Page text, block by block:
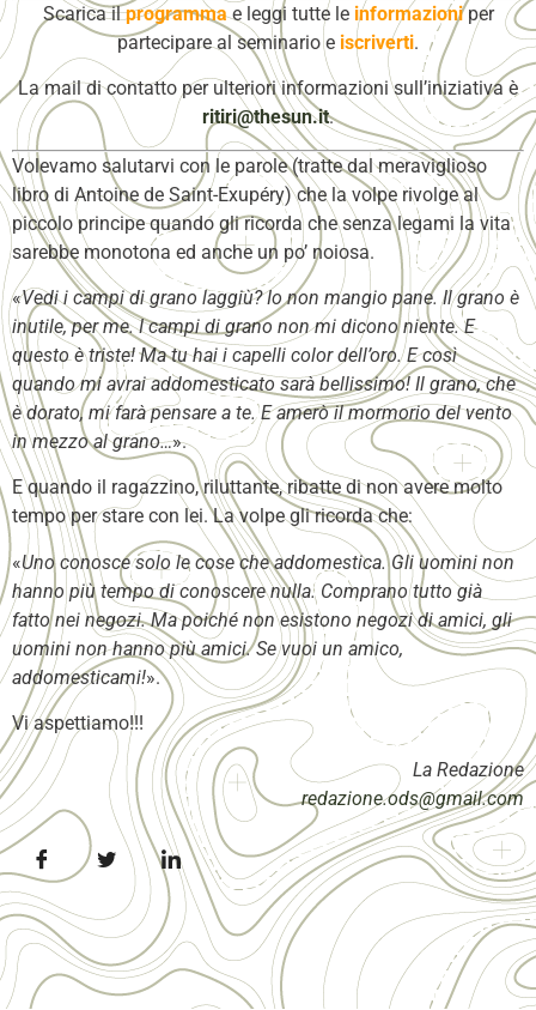
Scarica ilprogrammae leggi tutte le informazioni per
partecipare al seminario e iscriverti.
La mail di contatto per ulteriori informazioni sull’iniziativa è
ritiri@thesun.it.
Volevamo salutarvi con le parole (tratte dal meraviglioso
libro di Antoine de Saint-Exupéry) che la volpe rivolge al
piccolo principe quando gli ricorda che senza legami la vita
sarebbe monotona ed anche un po’ noiosa.
«Vedi i campi di grano laggiù? Io non mangio pane. Il grano è
inutile, per me. I campi di grano non mi dicono niente. E
questo è triste! Ma tu hai i capelli color dell’oro. E così
quando mi avrai addomesticato sarà bellissimo! Il grano, che
è dorato, mi farà pensare a te. E amerò il mormorio del vento
in mezzo al grano…».
E quando il ragazzino, riluttante, ribatte di non avere molto
tempo per stare con lei. La volpe gli ricorda che:
«Uno conosce solo le cose che addomestica. Gli uomini non
hanno più tempo di conoscere nulla. Comprano tutto già
fatto nei negozi. Ma poiché non esistono negozi di amici, gli
uomini non hanno più amici. Se vuoi un amico,
addomesticami!».
Vi aspettiamo!!!
La Redazione
redazione.ods@gmail.com